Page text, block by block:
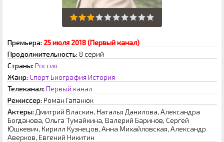
Премьера: 25 июля 2018 (Первый канал)
Продолжительность: 8 серий
Страны: Россия
Жанр: Спорт Биография История
Телеканал: Первый канал
Режиссер: Роман Гапанюк
Актеры: Дмитрий Власкин, Наталья Данилова, Александра
Богданова, Ольга Тумайкина, Валерий Баринов, Сергей
Юшкевич, Кирилл Кузнецов, Анна Михайловская, Александр
Аверков, Евгений Никитин